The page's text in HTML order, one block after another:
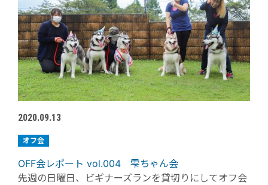
2020.09.13
オフ会
OFF会レポート vol.004 雫ちゃん会
先週の日曜日、ビギナーズランを貸切りにしてオフ会